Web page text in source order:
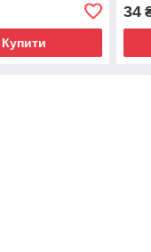
Купити
34